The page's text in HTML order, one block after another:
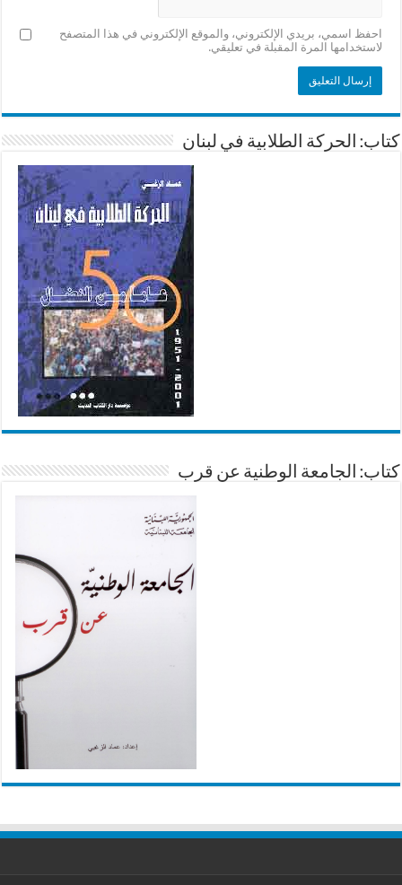
احفظ اسمي، بريدي الإلكتروني، والموقع الإلكتروني في هذا المتصفح
لاستخدامها المرة المقبلة في تعليقي.
كتاب: الحركة الطلابية في لبنان
كتاب: الجامعة الوطنية عن قرب